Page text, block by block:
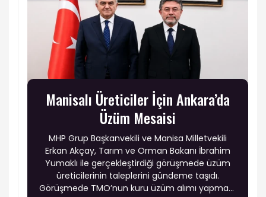
Manisalı Üreticiler İçin Ankara’da
Üzüm Mesaisi
MHP Grup Başkanvekili ve Manisa Milletvekili
Erkan Akçay, Tarım ve Orman Bakanı İbrahim
Yumaklı ile gerçekleştirdiği görüşmede üzüm
üreticilerinin taleplerini gündeme taşıdı.
Görüşmede TMO’nun kuru üzüm alımı yapması,